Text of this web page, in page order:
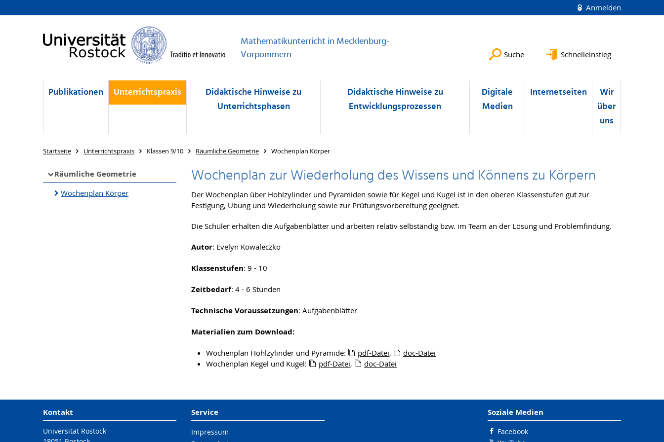
Anmelden
Mathematikunterricht in Mecklenburg-
Vorpommern
Suche Schnelleinstieg
Publikationen Unterrichtspraxis
Didaktische Hinweise zu
Unterrichtsphasen
Didaktische Hinweise zu
Entwicklungsprozessen
Digitale
Medien
Internetseiten
Wir
über
uns
Startseite Unterrichtspraxis Klassen 9/10 Räumliche Geometrie Wochenplan Körper
Räumliche Geometrie
Wochenplan Körper
Wochenplan zur Wiederholung des Wissens und Könnens zu Körpern
Der Wochenplan über Hohlzylinder und Pyramiden sowie für Kegel und Kugel ist in den oberen Klassenstufen gut zur
Festigung, Übung und Wiederholung sowie zur Prüfungsvorbereitung geeignet.
Die Schüler erhalten die Aufgabenblätter und arbeiten relativ selbständig bzw. im Team an der Lösung und Problemfindung.
Autor: Evelyn Kowaleczko
Klassenstufen: 9 - 10
Zeitbedarf: 4 - 6 Stunden
Technische Voraussetzungen: Aufgabenblätter
Materialien zum Download:
Wochenplan Hohlzylinder und Pyramide: pdf-Datei,
doc-Datei
Wochenplan Kegel und Kugel:
pdf-Datei, doc-Datei
Kontakt
Universität Rostock
Service
Impressum
Soziale Medien
Facebook